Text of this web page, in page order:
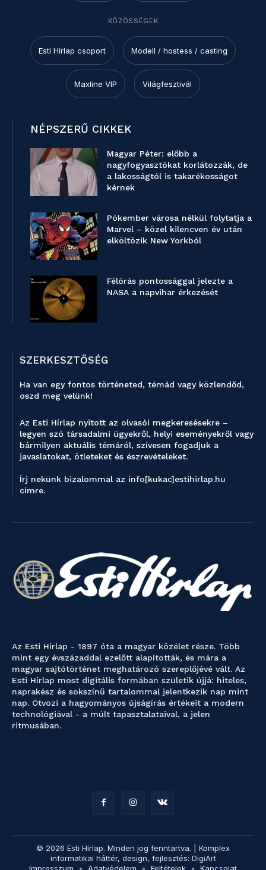
KÖZÖSSÉGEK
Esti Hírlap csoport Modell / hostess / casting
Maxline VIP Világfesztivál
NÉPSZERŰ CIKKEK
Magyar Péter: előbb a
nagyfogyasztókat korlátozzák, de
a lakosságtól is takarékosságot
kérnek
Pókember városa nélkül folytatja a
Marvel – közel kilencven év után
elköltözik New Yorkból
Félórás pontossággal jelezte a
NASA a napvihar érkezését
SZERKESZTŐSÉG
Ha van egy fontos történeted, témád vagy közlendőd,
oszd meg velünk!
Az Esti Hírlap nyitott az olvasói megkeresésekre –
legyen szó társadalmi ügyekről, helyi eseményekről vagy
bármilyen aktuális témáról, szívesen fogadjuk a
javaslatokat, ötleteket és észrevételeket.
Írj nekünk bizalommal az info[kukac]estihirlap.hu
címre.
Az Esti Hírlap - 1897 óta a magyar közélet része. Több
mint egy évszázaddal ezelőtt alapították, és mára a
magyar sajtótörténet meghatározó szereplőjévé vált. Az
Esti Hírlap most digitális formában születik újjá: hiteles,
naprakész és sokszínű tartalommal jelentkezik nap mint
nap. Ötvözi a hagyományos újságírás értékeit a modern
technológiával - a múlt tapasztalataival, a jelen
ritmusában.
© 2026 Esti Hírlap. Minden jog fenntartva. | Komplex
informatikai háttér, design, fejlesztés: DigiArt